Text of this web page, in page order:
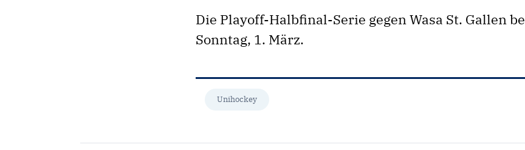
Die Playoff-Halbfinal-Serie gegen Wasa St. Gallen
Sonntag, 1. März.
Unihockey